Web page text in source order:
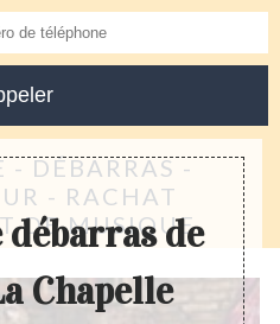
- DÉBARRAS -
- RACHAT
DE MUSIQUE
de
Chapelle